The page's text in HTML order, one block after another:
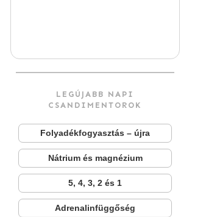
LEGÚJABB NAPI
CSANDIMENTOROK
Folyadékfogyasztás – újra
Nátrium és magnézium
5, 4, 3, 2 és 1
Adrenalinfüggőség